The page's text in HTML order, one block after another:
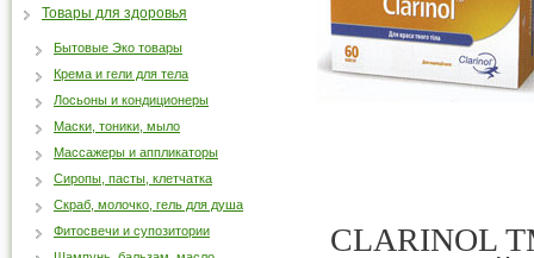
Товары для здоровья
Бытовые Эко товары
Крема и гели для тела
Лосьоны и кондиционеры
Маски, тоники, мыло
Массажеры и аппликаторы
Сиропы, пасты, клетчатка
Скраб, молочко, гель для душа
Фитосвечи и супозитории